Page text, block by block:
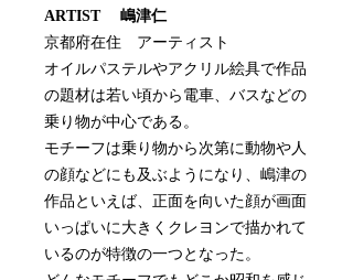
ARTIST 嶋津仁
京都府在住 アーティスト
オイルパステルやアクリル絵具で作品
の題材は若い頃から電車、バスなどの
乗り物が中心である。
モチーフは乗り物から次第に動物や人
の顔などにも及ぶようになり、嶋津の
作品といえば、正面を向いた顔が画面
いっぱいに大きくクレヨンで描かれて
いるのが特徴の一つとなった。